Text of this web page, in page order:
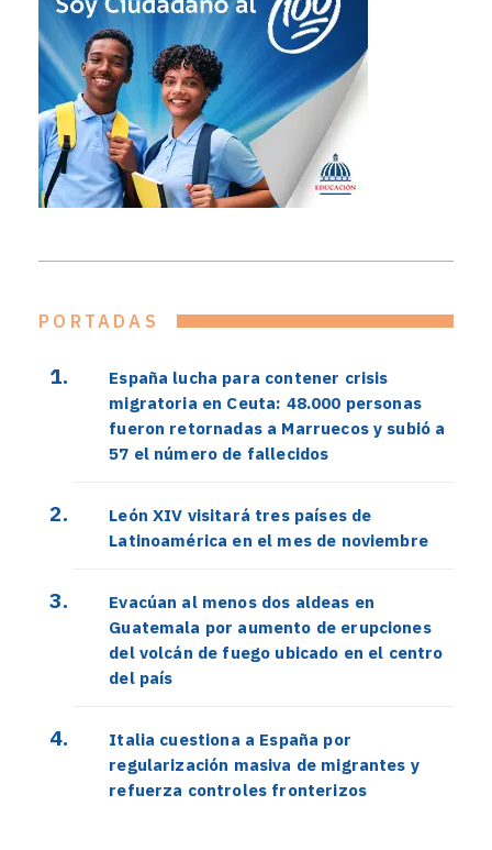
PORTADAS
España lucha para contener crisis
migratoria en Ceuta: 48.000 personas
fueron retornadas a Marruecos y subió a
57 el número de fallecidos
León XIV visitará tres países de
Latinoamérica en el mes de noviembre
Evacúan al menos dos aldeas en
Guatemala por aumento de erupciones
del volcán de fuego ubicado en el centro
del país
Italia cuestiona a España por
regularización masiva de migrantes y
refuerza controles fronterizos